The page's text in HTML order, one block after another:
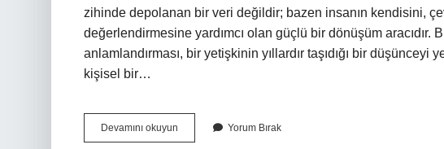
zihinde depolanan bir veri değildir; bazen insanın kendisini,
değerlendirmesine yardımcı olan güçlü bir dönüşüm aracıdır.
anlamlandırması, bir yetişkinin yıllardır taşıdığı bir
kişisel bir…
Devamını okuyun
La
Yorum Bırak